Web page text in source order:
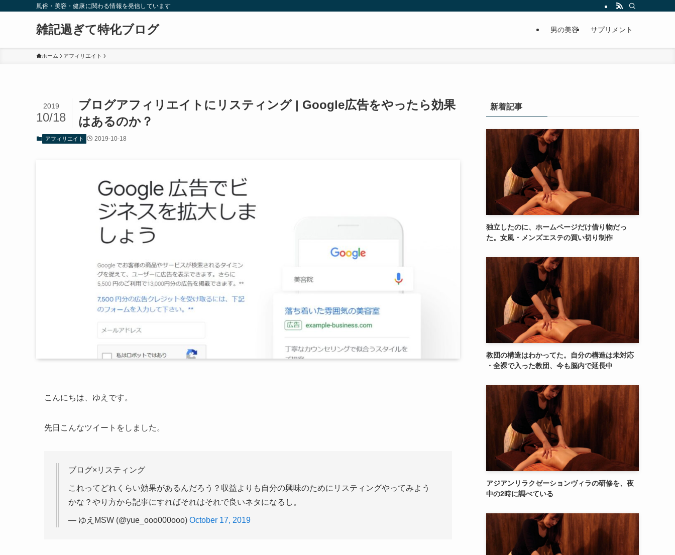
風俗・美容・健康に関わる情報を発信しています
雑記過ぎて特化ブログ 男の美容 サプリメント
ホーム アフィリエイト
ブログアフィリエイトにリスティング | Google広告をやったら効果
はあるのか？
2019
10/18
アフィリエイト 2019-10-18
こんにちは、ゆえです。
先日こんなツイートをしました。
ブログ×リスティング
これってどれくらい効果があるんだろう？収益よりも自分の興味のためにリスティングやってみよう
かな？やり方から記事にすればそれはそれで良いネタになるし。
— ゆえMSW (@yue_ooo000ooo) October 17, 2019
新着記事
独立したのに、ホームページだけ借り物だっ
た。女風・メンズエステの買い切り制作
教団の構造はわかってた。自分の構造は未対応
・全裸で入った教団、今も脳内で延長中
アジアンリラクゼーションヴィラの研修を、夜
中の2時に調べている